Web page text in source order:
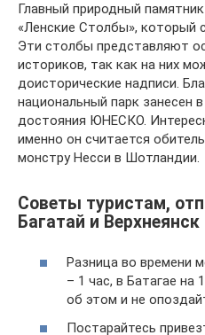
Главный природный
«Ленские Столбы», который
Эти столбы представляют
историков, так как на них
доисторические надписи.
национальный парк занесен
достояния ЮНЕСКО.
именно он считается
монстру Несси в Шотландии.
Советы туристам,
Багатай и Верхнеянск
Разница во времени
– 1 час, в Батагае на
об этом и не
Постарайтесь